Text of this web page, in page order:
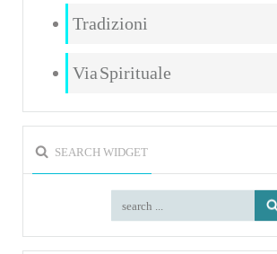
Tradizioni
Via Spirituale
SEARCH WIDGET